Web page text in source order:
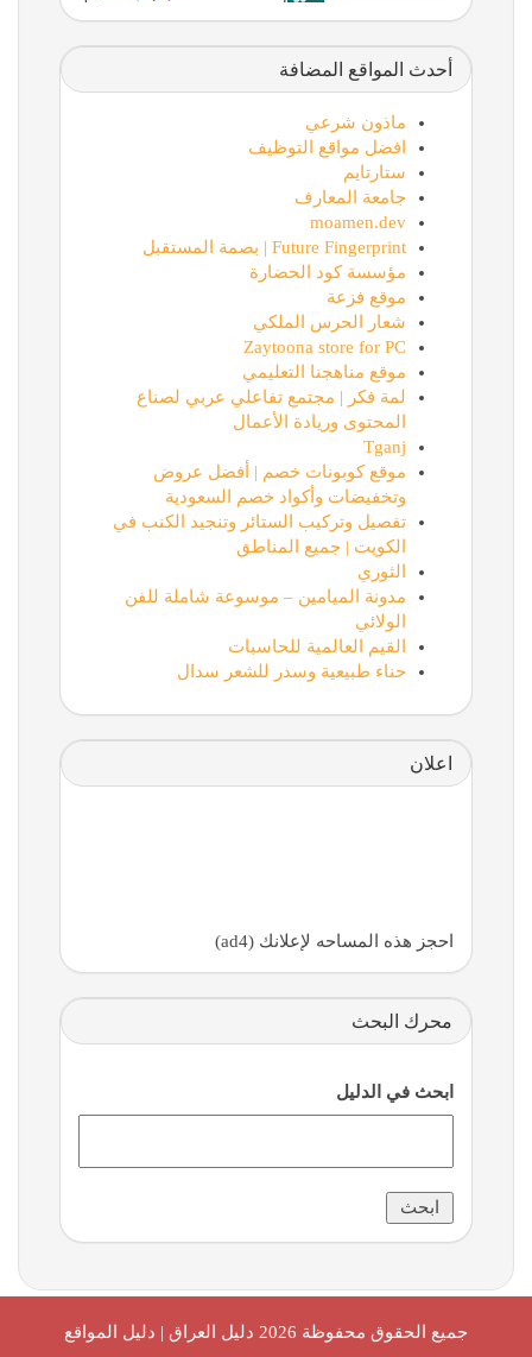
أحدث المواقع المضافة
ماذون شرعي
افضل مواقع التوظيف
ستارتايم
جامعة المعارف
moamen.dev
Future Fingerprint | بصمة المستقبل
مؤسسة كود الحضارة
موقع فزعة
شعار الحرس الملكي
Zaytoona store for PC
موقع مناهجنا التعليمي
لمة فكر | مجتمع تفاعلي عربي لصناع
المحتوى وريادة الأعمال
Tganj
موقع كوبونات خصم | أفضل عروض
وتخفيضات وأكواد خصم السعودية
تفصيل وتركيب الستائر وتنجيد الكنب في
الكويت | جميع المناطق
الثوري
مدونة الميامين – موسوعة شاملة للفن
الولائي
القيم العالمية للحاسبات
حناء طبيعية وسدر للشعر سدال
اعلان
احجز هذه المساحه لإعلانك (ad4)
محرك البحث
ابحث في الدليل
جميع الحقوق محفوظة 2026 دليل العراق | دليل المواقع